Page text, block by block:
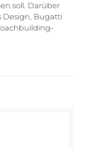
soll. Darüber
Design, Bugatti